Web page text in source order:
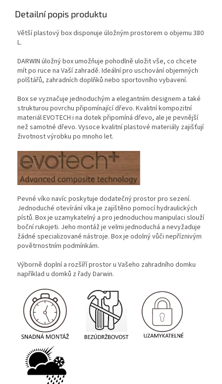
Detailní popis produktu
Větší plastový box disponuje úložným prostorem o objemu 380
L.
DARWIN úložný box umožňuje pohodlně uložit vše, co chcete
mít po ruce na Vaší zahradě. Ideální pro uschování objemných
polštářů, zahradních doplňků nebo sportovního vybavení.
Box se vyznačuje jednoduchým a elegantním designem a také
strukturou povrchu připomínající dřevo. Kvalitní kompozitní
materiál EVOTECH i na dotek připomíná dřevo, ale je pevnější
než samotné dřevo. Vysoce kvalitní plastové materiály zajišťují
životnost výrobku po mnoho let.
Pevné víko navíc poskytuje dodatečný prostor pro sezení.
Jednoduché otevírání víka je zajištěno pomocí hydraulických
pístů. Box je uzamykatelný a pro jednoduchou manipulaci slouží
boční rukojeti. Jeho montáž je velmi jednoduchá a nevyžaduje
žádné specializované nástroje. Box je odolný vůči nepříznivým
povětrnostním podmínkám.
Výborně doplní a rozšíří prostor u Vašeho zahradního domku
například u domků z řady Darwin.